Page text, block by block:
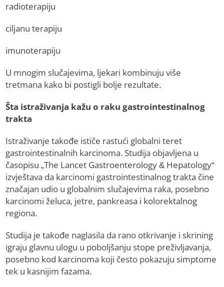
radioterapiju
ciljanu terapiju
imunoterapiju
U mnogim slučajevima, ljekari kombinuju više
tretmana kako bi postigli bolje rezultate.
Šta istraživanja kažu o raku gastrointestinalnog
trakta
Istraživanje takođe ističe rastući globalni teret
gastrointestinalnih karcinoma. Studija objavljena u
časopisu „The Lancet Gastroenterology & Hepatology“
izvještava da karcinomi gastrointestinalnog trakta čine
značajan udio u globalnim slučajevima raka, posebno
karcinomi želuca, jetre, pankreasa i kolorektalnog
regiona.
Studija je takođe naglasila da rano otkrivanje i skrining
igraju glavnu ulogu u poboljšanju stope preživljavanja,
posebno kod karcinoma koji često pokazuju simptome
tek u kasnijim fazama.